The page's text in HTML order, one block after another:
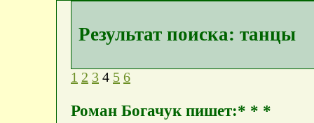
Результат поиска: танцы
1 2 3 4 5 6
Роман Богачук пишет:* * *